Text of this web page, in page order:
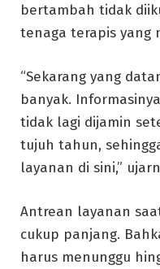
bertambah tidak
tenaga terapis yang
“Sekarang yang
banyak.
tidak lagi dijamin
tujuh tahun,
layanan di sini,”
Antrean layanan
cukup panjang.
harus menunggu